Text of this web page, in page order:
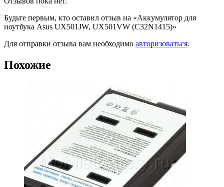
Будьте первым, кто оставил отзыв на «Аккумулятор для
ноутбука Asus UX501JW, UX501VW (C32N1415)»
Для отправки отзыва вам необходимо авторизоваться.
Похожие